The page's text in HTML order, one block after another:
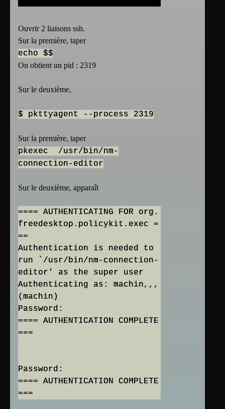
Ouvrir 2 liaisons ssh.
Sur la première, taper
echo $$
On obtient un pid : 2319
Sur le deuxième,
$ pkttyagent --process 2319
Sur la première, taper
pkexec /usr/bin/nm-
connection-editor
Sur le deuxième, apparaît
==== AUTHENTICATING FOR org.
freedesktop.policykit.exec =
==
Authentication is needed to
run `/usr/bin/nm-connection-
editor' as the super user
Authenticating as: machin,,,
(machin)
Password:
==== AUTHENTICATION COMPLETE
===
Password:
==== AUTHENTICATION COMPLETE